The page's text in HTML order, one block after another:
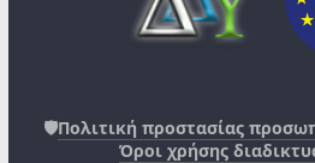
🛡️Πολιτική προστασίας
Όροι χρήσης